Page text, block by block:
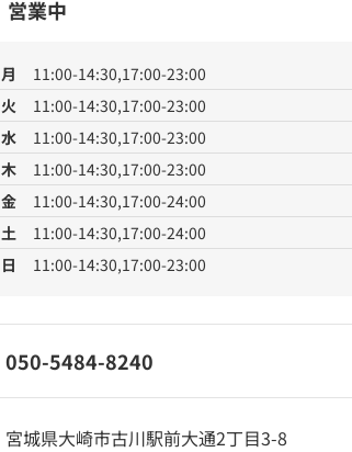
営業中
月
11:00-14:30,17:00-23:00
火
11:00-14:30,17:00-23:00
水
11:00-14:30,17:00-23:00
木
11:00-14:30,17:00-23:00
金
11:00-14:30,17:00-24:00
土
11:00-14:30,17:00-24:00
日
11:00-14:30,17:00-23:00
050-5484-8240
宮城県大崎市古川駅前大通2丁目3-8